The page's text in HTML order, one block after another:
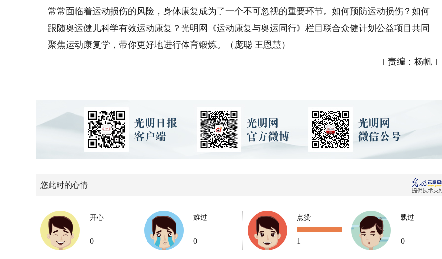
常常面临着运动损伤的风险，身体康复成为了一个不可忽视的重要环节。如何预防运动损伤？如何
跟随奥运健儿科学有效运动康复？光明网《运动康复与奥运同行》栏目联合众健计划公益项目共同
聚焦运动康复学，带你更好地进行体育锻炼。（庞聪 王恩慧）
[ 责编：杨帆]
您此时的心情
开心
0
难过
0
点赞
1
飘过
0